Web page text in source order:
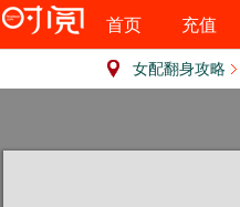
首页 充值
女配翻身攻略